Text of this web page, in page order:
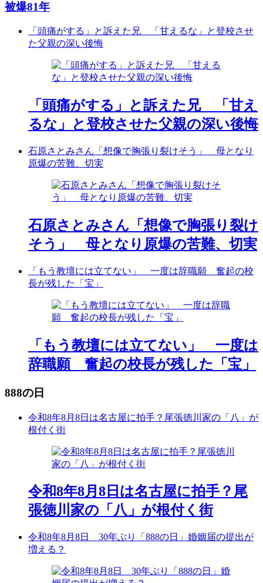
被爆81年
「頭痛がする」と訴えた兄 「甘えるな」と登校させ
た父親の深い後悔
「頭痛がする」と訴えた兄 「甘え
るな」と登校させた父親の深い後悔
石原さとみさん「想像で胸張り裂けそう」 母となり
原爆の苦難、切実
石原さとみさん「想像で胸張り裂け
そう」 母となり原爆の苦難、切実
「もう教壇には立てない」 一度は辞職願 奮起の校
長が残した「宝」
「もう教壇には立てない」 一度は
辞職願 奮起の校長が残した「宝」
888の日
令和8年8月8日は名古屋に拍手？尾張徳川家の「八」が
根付く街
令和8年8月8日は名古屋に拍手？尾
張徳川家の「八」が根付く街
令和8年8月8日 30年ぶり「888の日」婚姻届の提出が
増える？